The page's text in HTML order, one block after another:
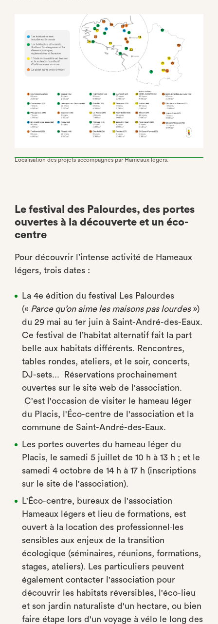
Localisation des projets accompagnés par Hameaux légers.
Le festival des Palourdes, des portes
ouvertes à la découverte et un éco-
centre
Pour découvrir l’intense activité de Hameaux
légers, trois dates :
La 4e édition du festival Les Palourdes
(« Parce qu’on aime les maisons pas lourdes»)
du 29 mai au 1er juin à Saint-André-des-Eaux.
Ce festival de l’habitat alternatif fait la part
belle aux habitats différents. Rencontres,
tables rondes, ateliers, et le soir, concerts,
DJ-sets... Réservations prochainement
ouvertes sur le site web de l'association.
C'est l'occasion de visiter le hameau léger
du Placis, l'Éco-centre de l'association et la
commune de Saint-André-des-Eaux.
Les portes ouvertes du hameau léger du
Placis, le samedi 5 juillet de 10 h à 13 h ; et le
samedi 4 octobre de 14 h à 17 h (inscriptions
sur le site de l'association).
L'Éco-centre, bureaux de l'association
Hameaux légers et lieu de formations, est
ouvert à la location des professionnel·les
sensibles aux enjeux de la transition
écologique (séminaires, réunions, formations,
stages, ateliers). Les particuliers peuvent
également contacter l'association pour
découvrir les habitats réversibles, l'éco-lieu
et son jardin naturaliste d'un hectare, ou bien
faire étape lors d'un voyage à vélo le long des